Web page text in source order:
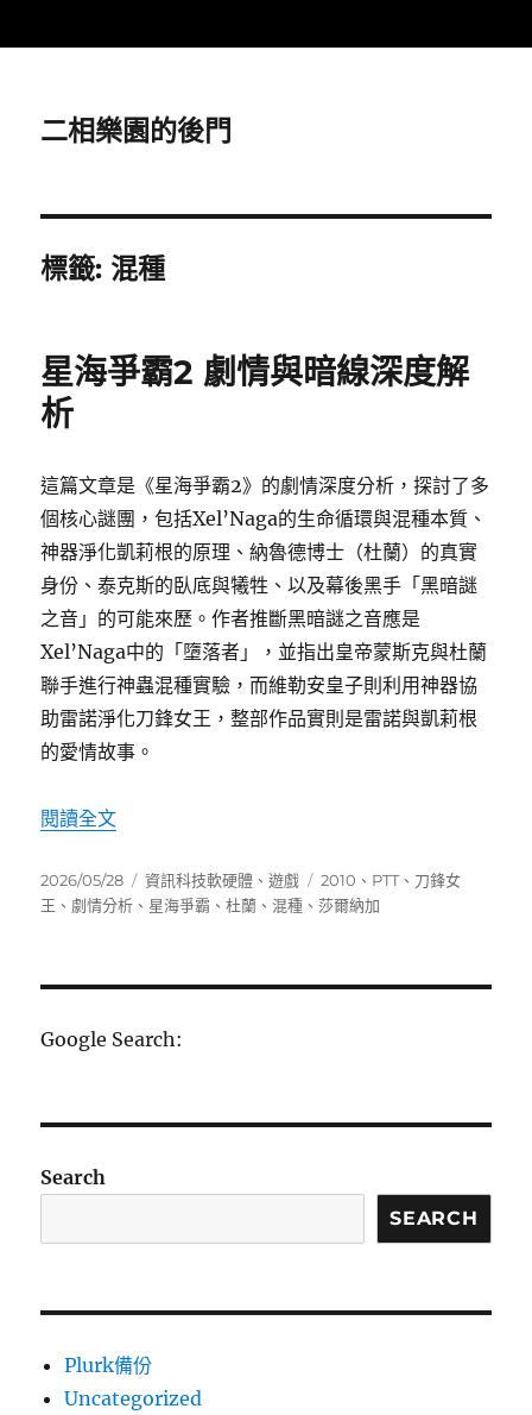
二相樂園的後門
標籤: 混種
星海爭霸2 劇情與暗線深度解
析
這篇文章是《星海爭霸2》的劇情深度分析，探討了多
個核心謎團，包括Xel’Naga的生命循環與混種本質、
神器淨化凱莉根的原理、納魯德博士（杜蘭）的真實
身份、泰克斯的臥底與犧牲、以及幕後黑手「黑暗謎
之音」的可能來歷。作者推斷黑暗謎之音應是
Xel’Naga中的「墮落者」，並指出皇帝蒙斯克與杜蘭
聯手進行神蟲混種實驗，而維勒安皇子則利用神器協
助雷諾淨化刀鋒女王，整部作品實則是雷諾與凱莉根
的愛情故事。
閱讀全文〈星海爭霸2 劇情與暗線深度解析〉
發
佈
2026/05/28
分
類
資訊科技軟硬體 、遊戲
標
籤
2010 、 PTT、 刀鋒女
王 、 劇情分析 、 星海爭霸 、杜蘭 、混種 、莎爾納加
Google Search:
Search
SEARCH
Plurk備份
Uncategorized